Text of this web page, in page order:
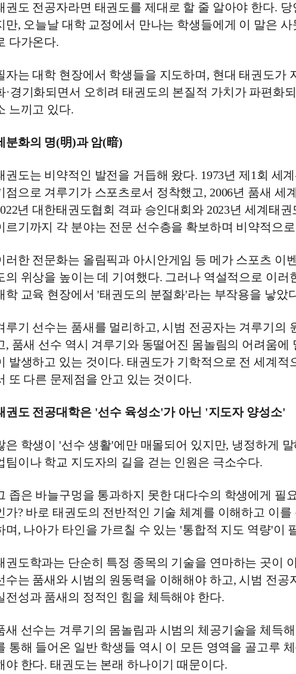
권도 전공자라면 태권도를 제대로 할 줄 알아야 한다. 당
만, 오늘날 대학 교정에서 만나는 학생들에게 이 말은 사
다가온다.
자는 대학 현장에서 학생들을 지도하며, 현대 태권도가
·경기화되면서 오히려 태권도의 본질적 가치가 파편화
느끼고 있다.
분화의 명(明)과 암(暗)
권도는 비약적인 발전을 거듭해 왔다. 1973년 제1회 세
점으로 겨루기가 스포츠로서 정착했고, 2006년 품새 세
년 대한태권도협회 격파 승인대회와 2023년 세계태권
르기까지 각 분야는 전문 선수층을 확보하며 비약적으
러한 전문화는 올림픽과 아시안게임 등 메가 스포츠 이
의 위상을 높이는 데 기여했다. 그러나 역설적으로 이러
학 교육 현장에서 '태권도의 분절화'라는 부작용을 낳았
루기 선수는 품새를 멀리하고, 시범 전공자는 겨루기의
, 품새 선수 역시 겨루기와 동떨어진 몸놀림의 어려움에
발생하고 있는 것이다. 태권도가 기학적으로 전 세계적
또 다른 문제점을 안고 있는 것이다.
권도 전공대학은 '선수 육성소'가 아닌 '지도자 양성소'
은 학생이 '선수 생활'에만 매몰되어 있지만, 냉정하게 말
팀이나 학교 지도자의 길을 걷는 인원은 극소수다.
좁은 바늘구멍을 통과하지 못한 대다수의 학생에게 필
가? 바로 태권도의 전반적인 기술 체계를 이해하고 이를
며, 나아가 타인을 가르칠 수 있는 '통합적 지도 역량'이
권도학과는 단순히 특정 종목의 기술을 연마하는 곳이
수는 품새와 시범의 원동력을 이해해야 하고, 시범 전공
전성과 품새의 정적인 힘을 체득해야 한다.
새 선수는 겨루기의 몸놀림과 시범의 체공기술을 체득해
통해 들어온 일반 학생들 역시 이 모든 영역을 골고루
야 한다. 태권도는 본래 하나이기 때문이다.